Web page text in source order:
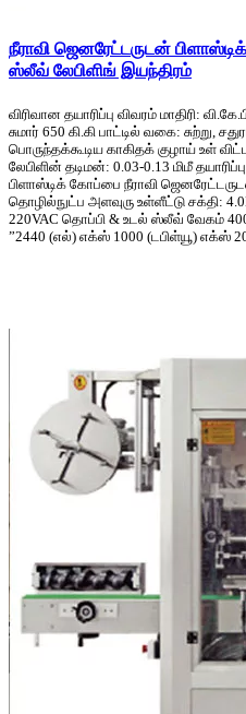
நீராவி ஜெனரேட்டருடன்
ஸ்லீவ் லேபிளிங் இயந்திரம்
விரிவான தயாரிப்பு விவரம் மாதிரி:
சுமார் 650 கி.கி பாட்டில் வகை: சுற்று,
பொருந்தக்கூடிய காகிதக் குழாய் உள்
லேபிளின் தடிமன்: 0.03-0.13 மிமீ
பிளாஸ்டிக் கோப்பை நீராவி
தொழில்நுட்ப அளவுரு உள்ளீட்டு சக்தி:
220VAC தொப்பி & உடல் ஸ்லீவ் வேகம்
”2440 (எல்) எக்ஸ் 1000 (டபிள்யூ) எக்ஸ்